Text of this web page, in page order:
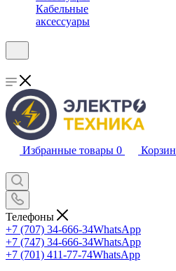
Кабельные
аксессуары
Избранные товары 0
Телефоны
+7 (707) 34-666-34WhatsApp
+7 (747) 34-666-34WhatsApp
+7 (701) 411-77-74WhatsApp